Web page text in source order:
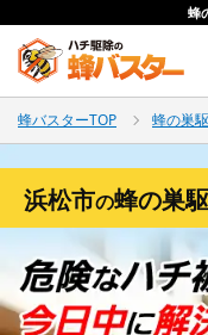
蜂
蜂バスターTOP 蜂の巣
浜松市の蜂の巣